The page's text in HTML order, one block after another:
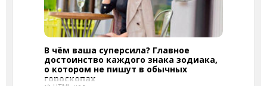
В чём ваша суперсила? Главное
достоинство каждого знака зодиака,
о котором не пишут в обычных
гороскопах